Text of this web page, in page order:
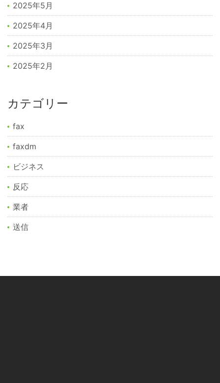
2025年5月
2025年4月
2025年3月
2025年2月
カテゴリー
fax
faxdm
ビジネス
反応
業者
送信